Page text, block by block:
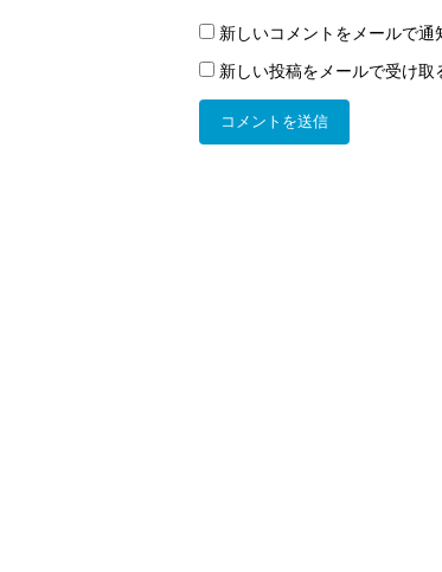
新しいコメントをメールで通
新しい投稿をメールで受け取